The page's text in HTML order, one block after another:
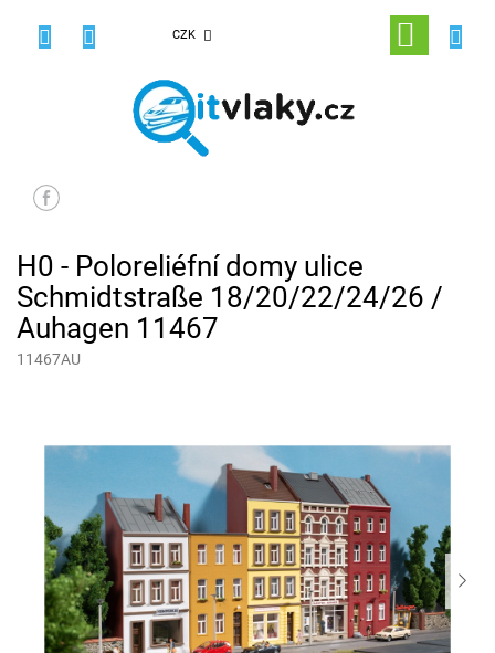
CZK
NÁKUPNÍ
KOŠÍK
H0 - Poloreliéfní domy ulice
Schmidtstraße 18/20/22/24/26 /
Auhagen 11467
11467AU